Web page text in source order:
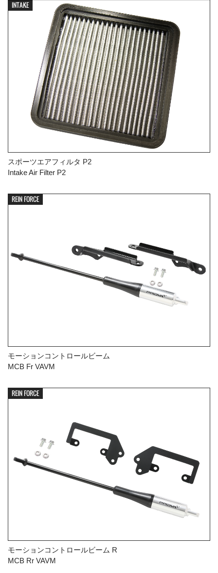
INTAKE
スポーツエアフィルタ P2
Intake Air Filter P2
REIN FORCE
モーションコントロールビーム
MCB Fr VAVM
REIN FORCE
モーションコントロールビーム R
MCB Rr VAVM